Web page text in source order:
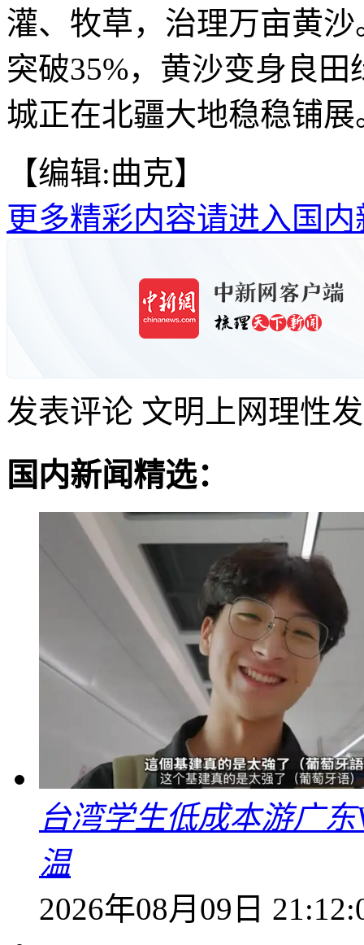
灌、牧草，治理万亩黄
突破35%，黄沙变身良
城正在北疆大地稳稳铺展
【编辑:曲克】
更多精彩内容请进入国内
发表评论 文明上网理性
国内新闻精选：
台湾学生低成本游广
温
2026年08月09日